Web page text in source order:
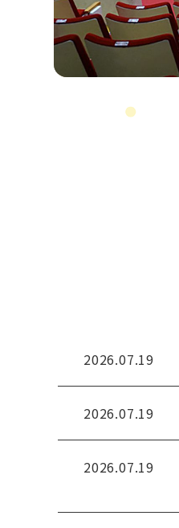
2026.07.19
2026.07.19
2026.07.19